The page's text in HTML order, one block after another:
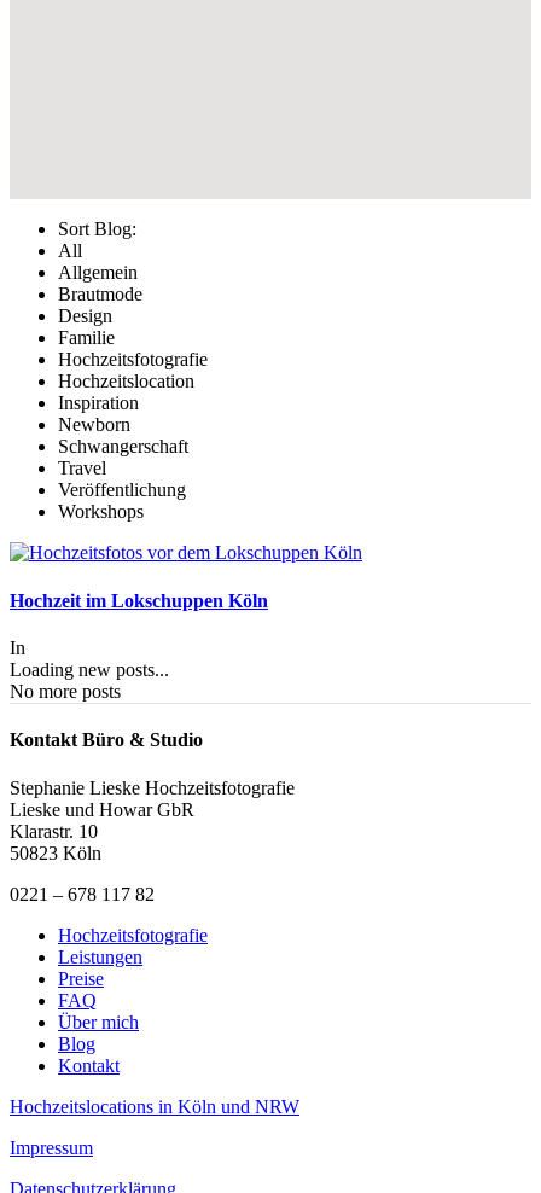
Sort Blog:
All
Allgemein
Brautmode
Design
Familie
Hochzeitsfotografie
Hochzeitslocation
Inspiration
Newborn
Schwangerschaft
Travel
Veröffentlichung
Workshops
Hochzeit im Lokschuppen Köln
In
Loading new posts...
No more posts
Kontakt Büro & Studio
Stephanie Lieske Hochzeitsfotografie
Lieske und Howar GbR
Klarastr. 10
50823 Köln
0221 – 678 117 82
Hochzeitsfotografie
Leistungen
Preise
FAQ
Über mich
Blog
Kontakt
Hochzeitslocations in Köln und NRW
Impressum
Datenschutzerklärung